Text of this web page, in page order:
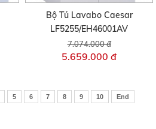
Bộ Tủ Lavabo Caesar
LF5255/EH46001AV
7.074.000 đ
5.659.000 đ
5 6 7 8 9 10 End